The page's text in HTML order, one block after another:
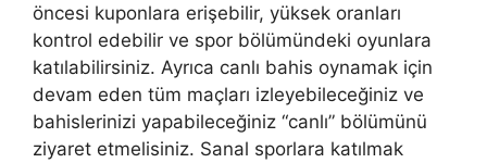
öncesi kuponlara erişebilir, yüksek oranları
kontrol edebilir ve spor bölümündeki oyunlara
katılabilirsiniz. Ayrıca canlı bahis oynamak için
devam eden tüm maçları izleyebileceğiniz ve
bahislerinizi yapabileceğiniz “canlı” bölümünü
ziyaret etmelisiniz. Sanal sporlara katılmak